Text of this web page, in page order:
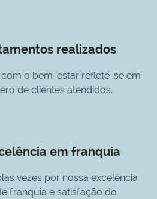
realizados
o bem-estar reflete-se em
de clientes atendidos.
em franquia
vezes por nossa excelência
franquia e satisfação do